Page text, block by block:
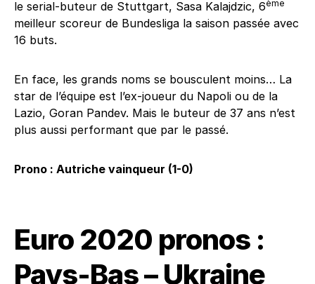
le serial-buteur de Stuttgart, Sasa Kalajdzic, 6ème
meilleur scoreur de Bundesliga la saison passée avec
16 buts.
En face, les grands noms se bousculent moins… La
star de l’équipe est l’ex-joueur du Napoli ou de la
Lazio, Goran Pandev. Mais le buteur de 37 ans n’est
plus aussi performant que par le passé.
Prono : Autriche vainqueur (1-0)
Euro 2020 pronos :
Pays-Bas – Ukraine